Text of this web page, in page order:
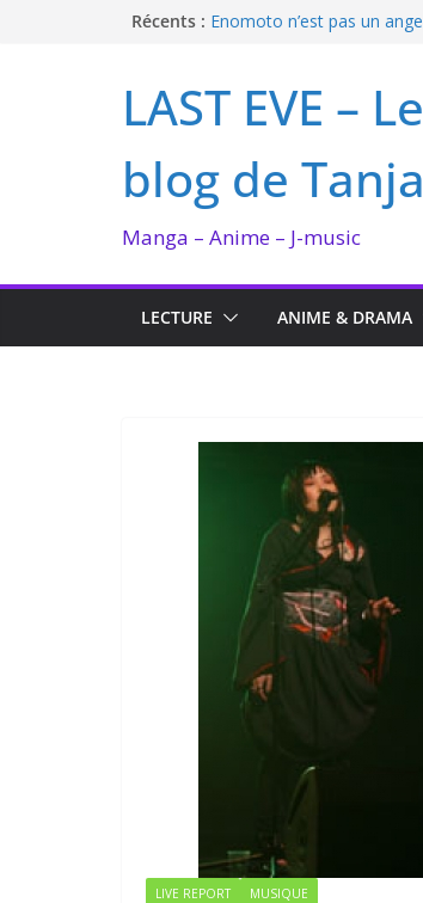
Récents : Enomoto n’est pas un ange
Ma collection BANANA FISH
I’m not in love de Zeniko
LAST EVE – Le
blog de Tanja
Manga – Anime – J-music
LECTURE ANIME & DRAMA
LIVE REPORT MUSIQUE